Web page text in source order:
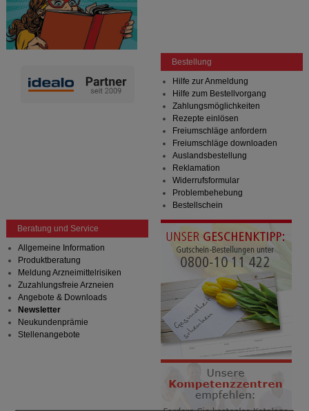
Bestellung
Hilfe zur Anmeldung
Hilfe zum Bestellvorgang
Zahlungsmöglichkeiten
Rezepte einlösen
Freiumschläge anfordern
Freiumschläge downloaden
Auslandsbestellung
Reklamation
Widerrufsformular
Problembehebung
Bestellschein
Beratung und Service
Allgemeine Information
Produktberatung
Meldung Arzneimittelrisiken
Zuzahlungsfreie Arzneien
Angebote & Downloads
Newsletter
Neukundenprämie
Stellenangebote